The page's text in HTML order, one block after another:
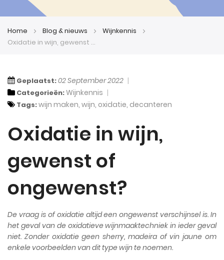
Home Blog & nieuws
Wijnkennis
Oxidatie in wijn, gewenst of ongewenst?
Geplaatst:02 September 2022
Categorieën:Wijnkennis
Tags:wijn maken, wijn, oxidatie, decanteren
Oxidatie in wijn,
gewenst of
ongewenst?
De vraag is of oxidatie altijd een ongewenst verschijnsel is. In
het geval van de oxidatieve wijnmaaktechniek in ieder geval
niet. Zonder oxidatie geen sherry, madeira of vin jaune om
enkele voorbeelden van dit type wijn te noemen.